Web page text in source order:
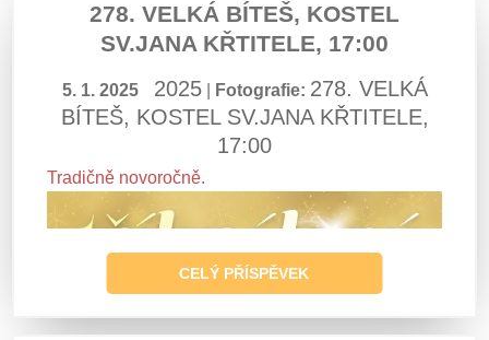
278. VELKÁ BÍTEŠ, KOSTEL
SV.JANA KŘTITELE, 17:00
5. 1. 2025 2025 Fotografie: 278. VELKÁ
BÍTEŠ, KOSTEL SV.JANA KŘTITELE,
17:00
Tradičně novoročně.
CELÝ PŘÍSPĚVEK